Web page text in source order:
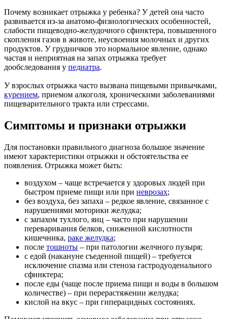
Почему возникает отрыжка у ребенка? У детей она часто
развивается из-за анатомо-физиологических особенностей,
слабости пищеводно-желудочного сфинктера, повышенного
скопления газов в животе, неусвоения молочных и других
продуктов. У грудничков это нормальное явление, однако
частая и неприятная на запах отрыжка требует
дообследования у педиатра.
У взрослых отрыжка часто вызвана пищевыми привычками,
курением, приемом алкоголя, хроническими заболеваниями
пищеварительного тракта или стрессами.
Симптомы и признаки отрыжки
Для постановки правильного диагноза большое значение
имеют характеристики отрыжки и обстоятельства ее
появления. Отрыжка может быть:
воздухом – чаще встречается у здоровых людей при
быстром приеме пищи или при неврозах;
без воздуха, без запаха – редкое явление, связанное с
нарушениями моторики желудка;
с запахом тухлого, яиц – часто при нарушении
переваривания белков, сниженной кислотности
кишечника, раке желудка;
после тошноты – при патологии желчного пузыря;
с едой (накануне съеденной пищей) – требуется
исключение спазма или стеноза гастродуоденального
сфинктера;
после еды (чаще после приема пищи и воды в большом
количестве) – при перерастяжении желудка;
кислой на вкус – при гиперацидных состояниях.